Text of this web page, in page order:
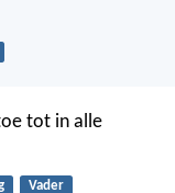
tot in alle
Vader